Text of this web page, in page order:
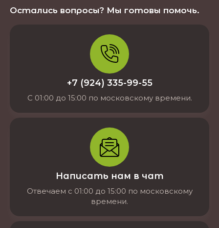
Остались вопросы? Мы готовы помочь.
+7 (924) 335-99-55
С 01:00 до 15:00 по московскому времени.
Написать нам в чат
Отвечаем с 01:00 до 15:00 по московскому
времени.